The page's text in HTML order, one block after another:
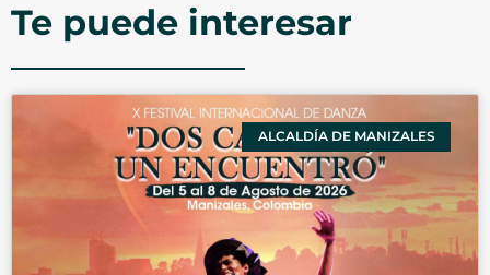
Te puede interesar
ALCALDÍA DE MANIZALES